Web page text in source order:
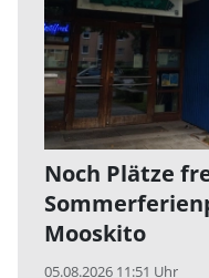
Noch Plätze
Mooskito
05.08.2026 11:51 Uhr